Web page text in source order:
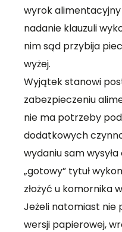
wyrok
nadanie klauzuli
nim sąd przybija
wyżej.
Wyjątek stanowi
zabezpieczeniu
nie ma potrzeby
dodatkowych
wydaniu sam
„gotowy” tytuł
złożyć u komornika
Jeżeli natomiast nie
wersji papierowej,